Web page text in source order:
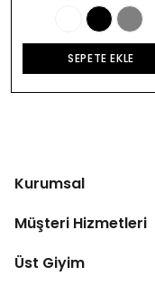
SEPETE EKLE
Kurumsal
Müşteri Hizmetleri
Üst Giyim